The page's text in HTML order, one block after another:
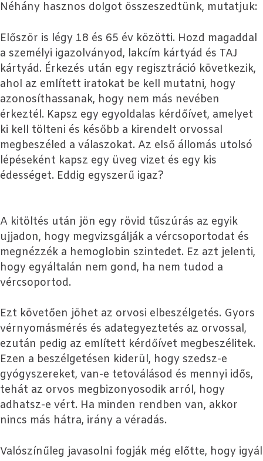
Néhány hasznos dolgot összeszedtünk, mutatjuk:
Először is légy 18 és 65 év közötti. Hozd magaddal
a személyi igazolványod, lakcím kártyád és TAJ
kártyád. Érkezés után egy regisztráció következik,
ahol az említett iratokat be kell mutatni, hogy
azonosíthassanak, hogy nem más nevében
érkeztél. Kapsz egy egyoldalas kérdőívet, amelyet
ki kell tölteni és később a kirendelt orvossal
megbeszéled a válaszokat. Az első állomás utolsó
lépéseként kapsz egy üveg vizet és egy kis
édességet. Eddig egyszerű igaz?
A kitöltés után jön egy rövid tűszúrás az egyik
ujjadon, hogy megvizsgálják a vércsoportodat és
megnézzék a hemoglobin szintedet. Ez azt jelenti,
hogy egyáltalán nem gond, ha nem tudod a
vércsoportod.
Ezt követően jöhet az orvosi elbeszélgetés. Gyors
vérnyomásmérés és adategyeztetés az orvossal,
ezután pedig az említett kérdőívet megbeszélitek.
Ezen a beszélgetésen kiderül, hogy szedsz-e
gyógyszereket, van-e tetoválásod és mennyi idős,
tehát az orvos megbizonyosodik arról, hogy
adhatsz-e vért. Ha minden rendben van, akkor
nincs más hátra, irány a véradás.
Valószínűleg javasolni fogják még előtte, hogy igyál